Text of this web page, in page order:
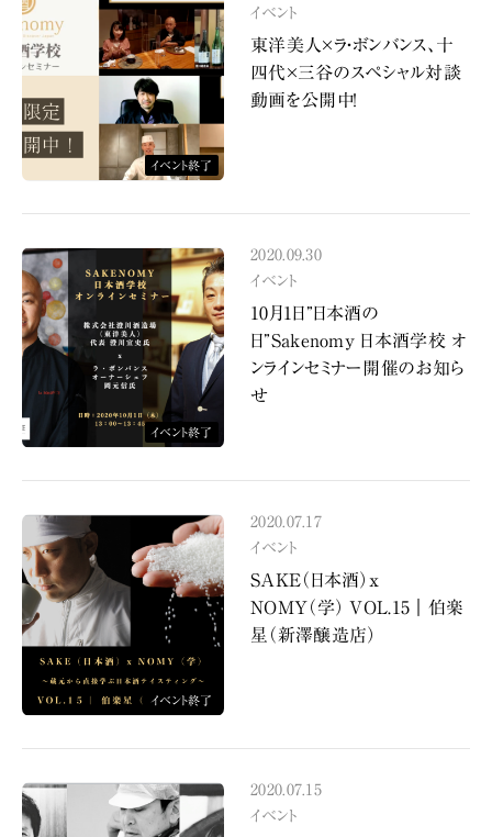
イベント終了
イベント
東洋美人×ラ・ボンバンス、十
四代×三谷のスペシャル対談
動画を公開中！
イベント終了
2020.09.30
イベント
10月1日”日本酒の
日”Sakenomy 日本酒学校 オ
ンラインセミナー開催のお知ら
せ
イベント終了
2020.07.17
イベント
SAKE（日本酒）x
NOMY（学） VOL.15｜伯楽
星（新澤醸造店）
2020.07.15
イベント